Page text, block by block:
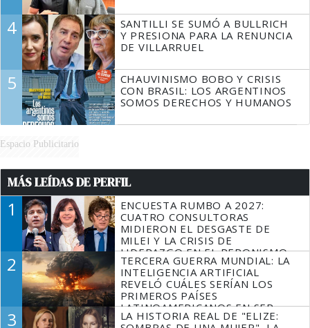
4
SANTILLI SE SUMÓ A BULLRICH
Y PRESIONA PARA LA RENUNCIA
DE VILLARRUEL
5
CHAUVINISMO BOBO Y CRISIS
CON BRASIL: LOS ARGENTINOS
SOMOS DERECHOS Y HUMANOS
Espacio Publicitario
MÁS LEÍDAS DE PERFIL
1
ENCUESTA RUMBO A 2027:
CUATRO CONSULTORAS
MIDIERON EL DESGASTE DE
MILEI Y LA CRISIS DE
LIDERAZGO EN EL PERONISMO
2
TERCERA GUERRA MUNDIAL: LA
INTELIGENCIA ARTIFICIAL
REVELÓ CUÁLES SERÍAN LOS
PRIMEROS PAÍSES
LATINOAMERICANOS EN SER
DERROTADOS
3
LA HISTORIA REAL DE "ELIZE: